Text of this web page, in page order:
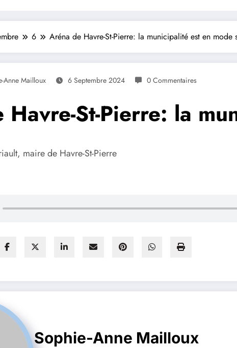
6 Aréna de Havre-St-Pierre: la municipalité est en mode
Anne Mailloux 6 Septembre 2024 0 Commentaires
Havre-St-Pierre: la
maire de Havre-St-Pierre
Sophie-Anne Mailloux